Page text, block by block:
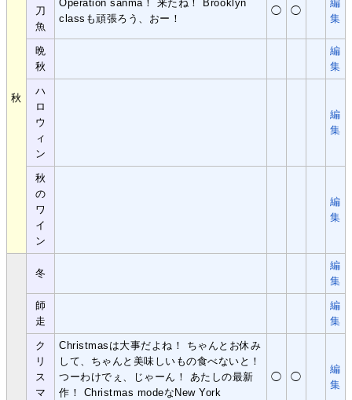
秋
刀
魚
Operation sanma！ 来たね！ Brooklyn
classも頑張ろう、おー！
◯ ◯
編
集
晩
秋
編
集
ハ
ロ
ウ
ィ
ン
編
集
秋
の
ワ
イ
ン
編
集
冬
編
集
師
走
編
集
ク
リ
ス
マ
Christmasは大事だよね！ ちゃんとお休み
して、ちゃんと美味しいもの食べないと！
つーわけでぇ、じゃーん！ あたしの最新
作！ Christmas modeなNew York
◯ ◯
編
集